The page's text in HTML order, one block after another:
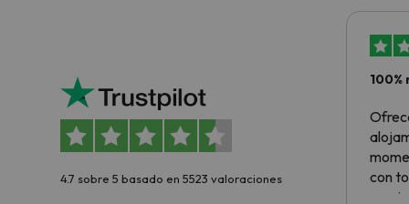
4.7 sobre 5 basado en 5523 valoraciones
con